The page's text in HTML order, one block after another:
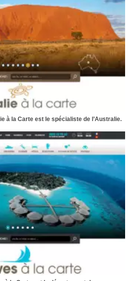
à la Carte est le spécialiste de l’Australie.